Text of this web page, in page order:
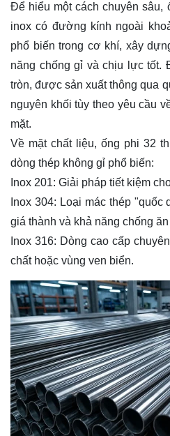
Để hiểu một cách chuyên sâu,
inox có đường kính ngoài
phổ biến trong cơ khí, xây
năng chống gỉ và chịu lực tốt.
tròn, được sản xuất thông qua
nguyên khối tùy theo yêu cầu
mặt.
Về mặt chất liệu, ống phi 32
dòng thép không gỉ phổ biến:
Inox 201: Giải pháp tiết kiệm
Inox 304: Loại mác thép
giá thành và khả năng chống ăn
Inox 316: Dòng cao cấp
chất hoặc vùng ven biển.